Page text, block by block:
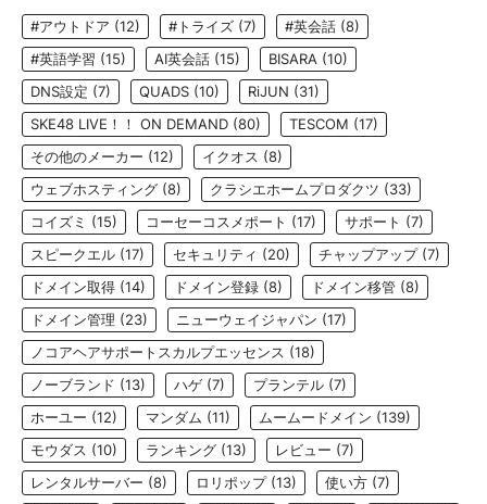
#アウトドア (12) #トライズ (7) #英会話 (8)
#英語学習 (15) AI英会話 (15) BISARA (10)
DNS設定 (7) QUADS (10) RiJUN (31)
SKE48 LIVE！！ ON DEMAND (80) TESCOM (17)
その他のメーカー (12) イクオス (8)
ウェブホスティング (8) クラシエホームプロダクツ (33)
コイズミ (15) コーセーコスメポート (17) サポート (7)
スピークエル (17) セキュリティ (20) チャップアップ(7)
ドメイン取得 (14) ドメイン登録 (8) ドメイン移管 (8)
ドメイン管理 (23) ニューウェイジャパン (17)
ノコアヘアサポートスカルプエッセンス (18)
ノーブランド (13) ハゲ (7) プランテル (7)
ホーユー (12) マンダム (11) ムームードメイン (139)
モウダス (10) ランキング (13) レビュー (7)
レンタルサーバー (8) ロリポップ(13) 使い方 (7)